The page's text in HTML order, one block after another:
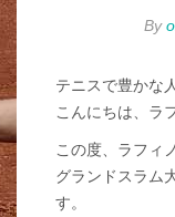
By
テニスで豊かな
こんにちは、ラ
この度、ラフィ
グランドスラム
す。